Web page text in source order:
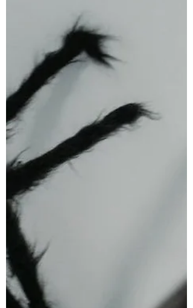
presentatie waarmee het ooit begon.
Neem de POH-GGZ. Volgens nieuw
onderzoek draagt de
praktijkondersteuner geestelijke
gezondheidszorg niet bij aan de doelen
waarvoor deze ooit werd bedacht. De
wac